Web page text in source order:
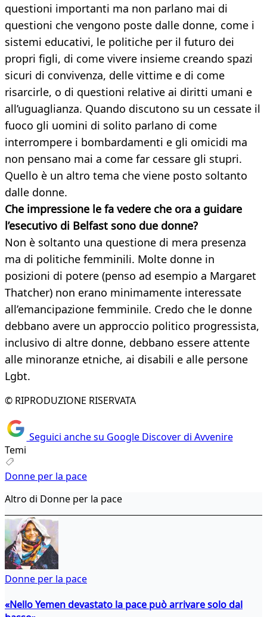
questioni importanti ma non parlano mai di
questioni che vengono poste dalle donne, come i
sistemi educativi, le politiche per il futuro dei
propri figli, di come vivere insieme creando spazi
sicuri di convivenza, delle vittime e di come
risarcirle, o di questioni relative ai diritti umani e
all’uguaglianza. Quando discutono su un cessate il
fuoco gli uomini di solito parlano di come
interrompere i bombardamenti e gli omicidi ma
non pensano mai a come far cessare gli stupri.
Quello è un altro tema che viene posto soltanto
dalle donne.
Che impressione le fa vedere che ora a guidare
l’esecutivo di Belfast sono due donne?
Non è soltanto una questione di mera presenza
ma di politiche femminili. Molte donne in
posizioni di potere (penso ad esempio a Margaret
Thatcher) non erano minimamente interessate
all’emancipazione femminile. Credo che le donne
debbano avere un approccio politico progressista,
inclusivo di altre donne, debbano essere attente
alle minoranze etniche, ai disabili e alle persone
Lgbt.
© RIPRODUZIONE RISERVATA
Seguici anche su Google Discover di Avvenire
Temi
Donne per la pace
Altro di Donne per la pace
Donne per la pace
«Nello Yemen devastato la pace può arrivare solo dal